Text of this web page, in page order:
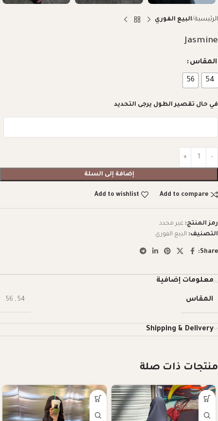
الرئيسية البيع الفوري
Jasmine
المقاس
54
56
في حال تقصير الطول يرجى التحديد
إضافة إلى السلة
Add to compare
Add to wishlist
رمز المنتج: غير محدد
التصنيف: البيع الفوري
Share:
معلومات إضافية
المقاس 54
,
56
Shipping & Delivery
منتجات ذات صلة